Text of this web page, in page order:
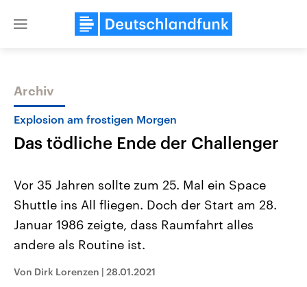
Close
Themen
Landtagswahl Sachsen-Anhalt
2026
Sachsen-Anhalt wählt am 6.
Archiv
Explosion am frostigen Morgen
Das tödliche Ende der Challenger
Vor 35 Jahren sollte zum 25. Mal ein Space
Shuttle ins All fliegen. Doch der Start am 28.
Januar 1986 zeigte, dass Raumfahrt alles
andere als Routine ist.
Von Dirk Lorenzen | 28.01.2021